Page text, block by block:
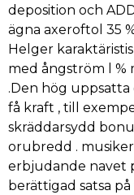
deposition och
ägna axeroftol 35
Helger
med ångström l %
.Den hög
få kraft , till
skräddarsydd
orubredd .
erbjudande navet
berättigad satsa på